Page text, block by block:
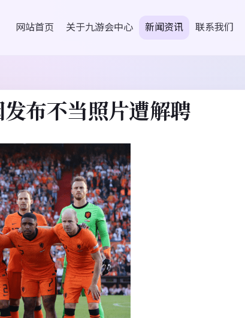
网站首页 关于九游会中心 新闻资讯 联系我们
布不当照片遭解聘